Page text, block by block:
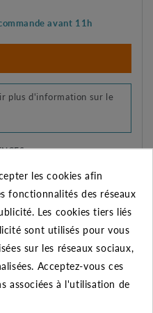
avant 11h
plus d'information sur le
les cookies afin
fonctionnalités des réseaux
Les cookies tiers liés
sont utilisés pour vous
sur les réseaux sociaux,
Acceptez-vous ces
associées à l'utilisation de